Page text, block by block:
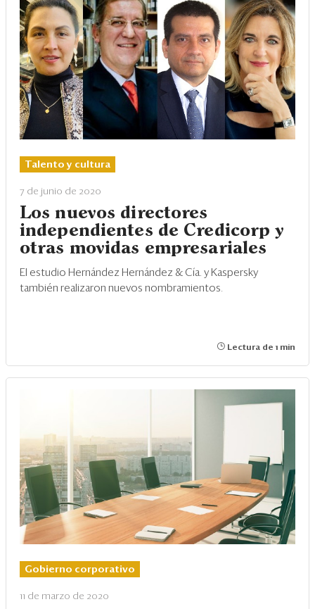
Talento y cultura
7 de junio de 2020
Los nuevos directores
independientes de Credicorp y
otras movidas empresariales
El estudio Hernández Hernández & Cía. y Kaspersky
también realizaron nuevos nombramientos.
Lectura de 1 min
Gobierno corporativo
11 de marzo de 2020